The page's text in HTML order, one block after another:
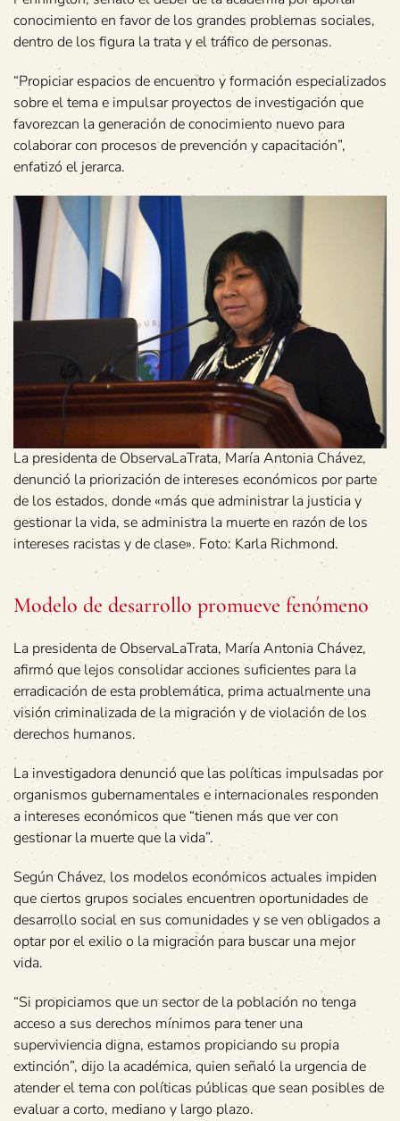
conocimiento en favor de los grandes problemas sociales,
dentro de los figura la trata y el tráfico de personas.
“Propiciar espacios de encuentro y formación especializados
sobre el tema e impulsar proyectos de investigación que
favorezcan la generación de conocimiento nuevo para
colaborar con procesos de prevención y capacitación”,
enfatizó el jerarca.
La presidenta de ObservaLaTrata, María Antonia Chávez,
denunció la priorización de intereses económicos por parte
de los estados, donde «más que administrar la justicia y
gestionar la vida, se administra la muerte en razón de los
intereses racistas y de clase». Foto: Karla Richmond.
Modelo de desarrollo promueve fenómeno
La presidenta de ObservaLaTrata, María Antonia Chávez,
afirmó que lejos consolidar acciones suficientes para la
erradicación de esta problemática, prima actualmente una
visión criminalizada de la migración y de violación de los
derechos humanos.
La investigadora denunció que las políticas impulsadas por
organismos gubernamentales e internacionales responden
a intereses económicos que “tienen más que ver con
gestionar la muerte que la vida”.
Según Chávez, los modelos económicos actuales impiden
que ciertos grupos sociales encuentren oportunidades de
desarrollo social en sus comunidades y se ven obligados a
optar por el exilio o la migración para buscar una mejor
vida.
“Si propiciamos que un sector de la población no tenga
acceso a sus derechos mínimos para tener una
superviviencia digna, estamos propiciando su propia
extinción”, dijo la académica, quien señaló la urgencia de
atender el tema con políticas públicas que sean posibles de
evaluar a corto, mediano y largo plazo.